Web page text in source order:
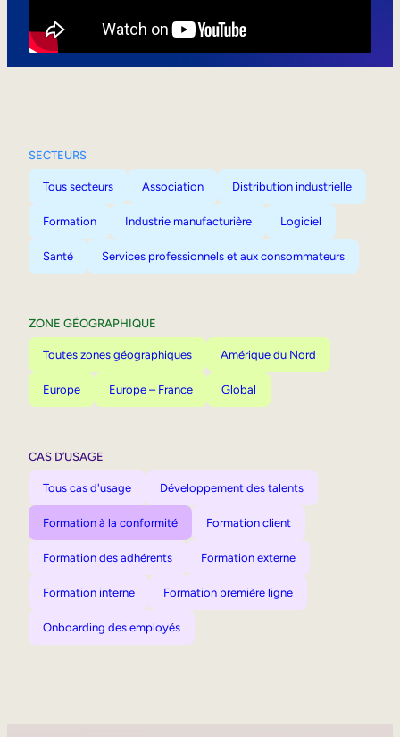
SECTEURS
Tous secteurs Association Distribution industrielle
Formation Industrie manufacturière Logiciel
Santé Services professionnels et aux consommateurs
ZONE GÉOGRAPHIQUE
Toutes zones géographiques Amérique du Nord
Europe Europe – France Global
CAS D’USAGE
Tous cas d'usage Développement des talents
Formation à la conformité Formation client
Formation des adhérents Formation externe
Formation interne Formation première ligne
Onboarding des employés